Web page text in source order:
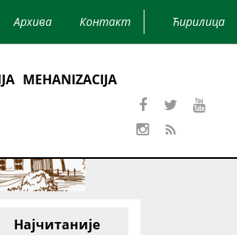
Архива Контакт Ћирилица
MEHANIZACIJA
Најчитаније